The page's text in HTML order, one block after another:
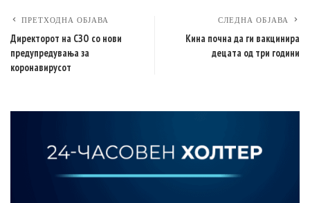
ПРЕТХОДНА ОБЈАВА
Директорот на СЗО со нови
предупредувања за
коронавирусот
СЛЕДНА ОБЈАВА
Кина почна да ги вакцинира
децата од три години